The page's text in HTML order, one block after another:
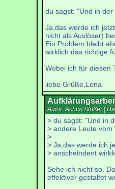
du sagst: "Und in
Ja,das werde ich
nicht als Auslöser)
Ein Problem bleibt
wirklich das richtige
Wobei ich für diesen
liebe Grüße,Lena
Autor: Achim Stößer |
> du sagst: "Und in
> andere Leute vom
>
> Ja,das werde ich
> anscheindent
Sehe ich nicht so.
effektiver gestaltet